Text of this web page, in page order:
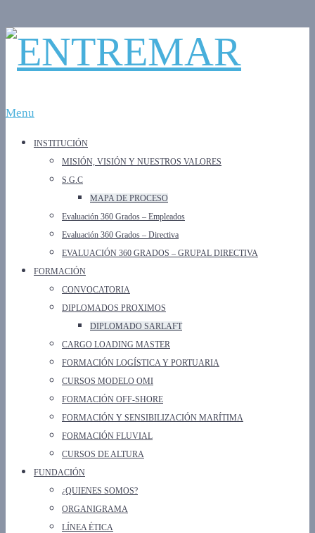
Menu
INSTITUCIÓN
MISIÓN, VISIÓN Y NUESTROS VALORES
S.G.C
MAPA DE PROCESO
Evaluación 360 Grados – Empleados
Evaluación 360 Grados – Directiva
EVALUACIÓN 360 GRADOS – GRUPAL DIRECTIVA
FORMACIÓN
CONVOCATORIA
DIPLOMADOS PROXIMOS
DIPLOMADO SARLAFT
CARGO LOADING MASTER
FORMACIÓN LOGÍSTICA Y PORTUARIA
CURSOS MODELO OMI
FORMACIÓN OFF-SHORE
FORMACIÓN Y SENSIBILIZACIÓN MARÍTIMA
FORMACIÓN FLUVIAL
CURSOS DE ALTURA
FUNDACIÓN
¿QUIENES SOMOS?
ORGANIGRAMA
LÍNEA ÉTICA